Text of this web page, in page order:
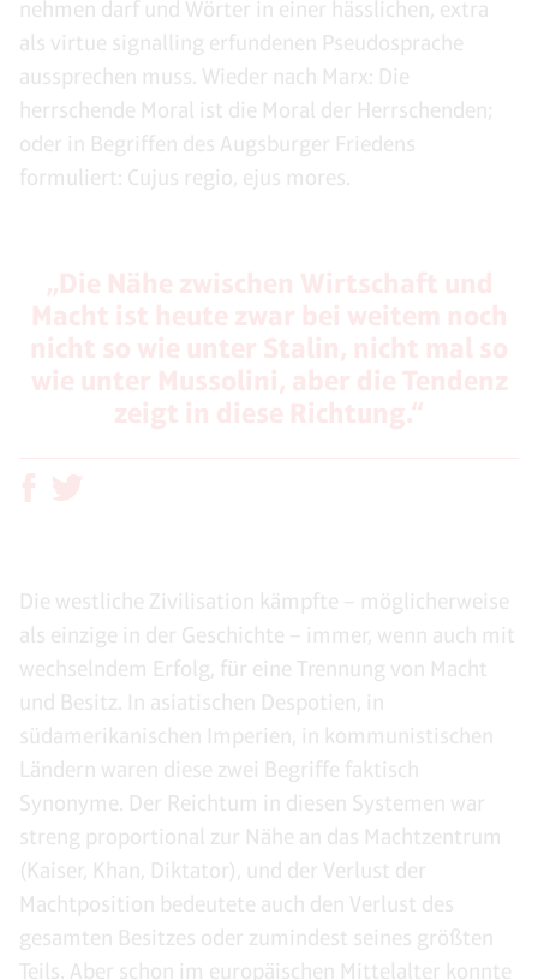
nehmen darf und Wörter in einer hässlichen, extra
als virtue signalling erfundenen Pseudosprache
aussprechen muss. Wieder nach Marx: Die
herrschende Moral ist die Moral der Herrschenden;
oder in Begriffen des Augsburger Friedens
formuliert: Cujus regio, ejus mores.
Die westliche Zivilisation kämpfte – möglicherweise
als einzige in der Geschichte – immer, wenn auch mit
wechselndem Erfolg, für eine Trennung von Macht
und Besitz. In asiatischen Despotien, in
südamerikanischen Imperien, in kommunistischen
Ländern waren diese zwei Begriffe faktisch
Synonyme. Der Reichtum in diesen Systemen war
streng proportional zur Nähe an das Machtzentrum
(Kaiser, Khan, Diktator), und der Verlust der
Machtposition bedeutete auch den Verlust des
gesamten Besitzes oder zumindest seines größten
Teils. Aber schon im europäischen Mittelalter konnte